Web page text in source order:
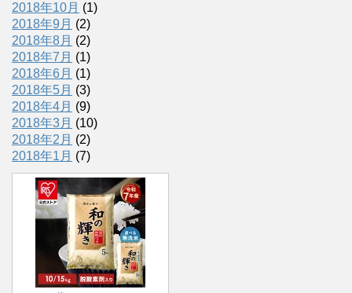
2018年10月 (1)
2018年9月 (2)
2018年8月 (2)
2018年7月 (1)
2018年6月 (1)
2018年5月 (3)
2018年4月 (9)
2018年3月 (10)
2018年2月 (2)
2018年1月 (7)